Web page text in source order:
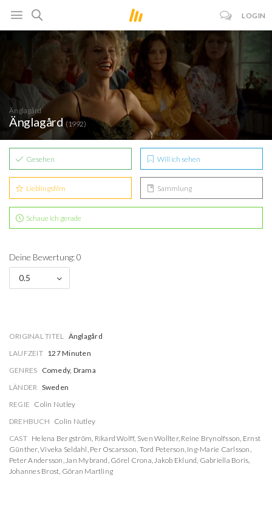
LOGIN
Änglagård
Änglagård(1992)
Gesehen Will ich sehen
Lieblingsfilm Sammlung
Schaue ich gerade
Deine Bewertung: 0
0.5
ORIGINAL TITEL Änglagård
LAUFZEIT 127 Minuten
GENRES Comedy, Drama
LÄNDER Sweden
REGIE Colin Nutley
DREHBUCH Colin Nutley
CAST Helena Bergström, Rikard Wolff, Sven Wollter, Reine Brynolfsson, Ernst
Günther,Viveka Seldahl, Per Oscarsson, Tord Peterson, Ing-Marie Carlsson,
Peter Andersson,Jan Mybrand, Görel Crona,Jakob Eklund, Gabriella Boris,
Johannes Brost, Göran Martling